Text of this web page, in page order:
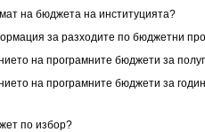
на бюджета на институцията?
за разходите по бюджетни
на програмните бюджети за
на програмните бюджети за
по избор?